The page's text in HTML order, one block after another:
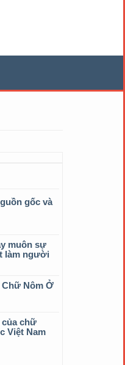
gốc và
muôn sự
làm người
Nôm Ở
của chữ
Việt Nam